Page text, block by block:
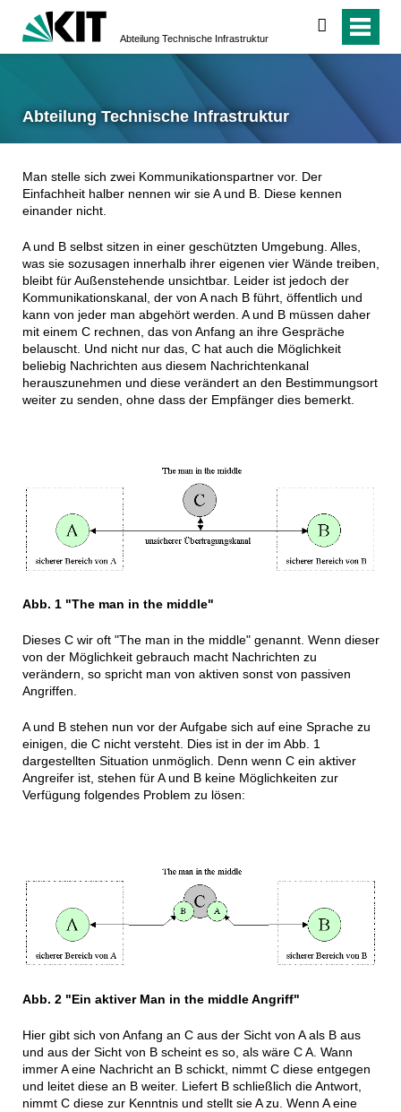
Abteilung Technische Infrastruktur
suchen
Abteilung Technische Infrastruktur
Man stelle sich zwei Kommunikationspartner vor. Der
Einfachheit halber nennen wir sie A und B. Diese kennen
einander nicht.
A und B selbst sitzen in einer geschützten Umgebung. Alles,
was sie sozusagen innerhalb ihrer eigenen vier Wände treiben,
bleibt für Außenstehende unsichtbar. Leider ist jedoch der
Kommunikationskanal, der von A nach B führt, öffentlich und
kann von jeder man abgehört werden. A und B müssen daher
mit einem C rechnen, das von Anfang an ihre Gespräche
belauscht. Und nicht nur das, C hat auch die Möglichkeit
beliebig Nachrichten aus diesem Nachrichtenkanal
herauszunehmen und diese verändert an den Bestimmungsort
weiter zu senden, ohne dass der Empfänger dies bemerkt.
Abb. 1 "The man in the middle"
Dieses C wir oft "The man in the middle" genannt. Wenn dieser
von der Möglichkeit gebrauch macht Nachrichten zu
verändern, so spricht man von aktiven sonst von passiven
Angriffen.
A und B stehen nun vor der Aufgabe sich auf eine Sprache zu
einigen, die C nicht versteht. Dies ist in der im Abb. 1
dargestellten Situation unmöglich. Denn wenn C ein aktiver
Angreifer ist, stehen für A und B keine Möglichkeiten zur
Verfügung folgendes Problem zu lösen:
Abb. 2 "Ein aktiver Man in the middle Angriff"
Hier gibt sich von Anfang an C aus der Sicht von A als B aus
und aus der Sicht von B scheint es so, als wäre C A. Wann
immer A eine Nachricht an B schickt, nimmt C diese entgegen
und leitet diese an B weiter. Liefert B schließlich die Antwort,
nimmt C diese zur Kenntnis und stellt sie A zu. Wenn A eine